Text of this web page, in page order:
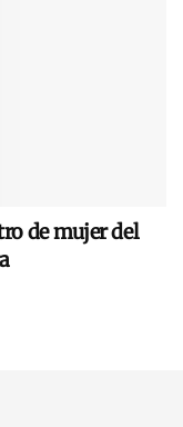
de mujer del